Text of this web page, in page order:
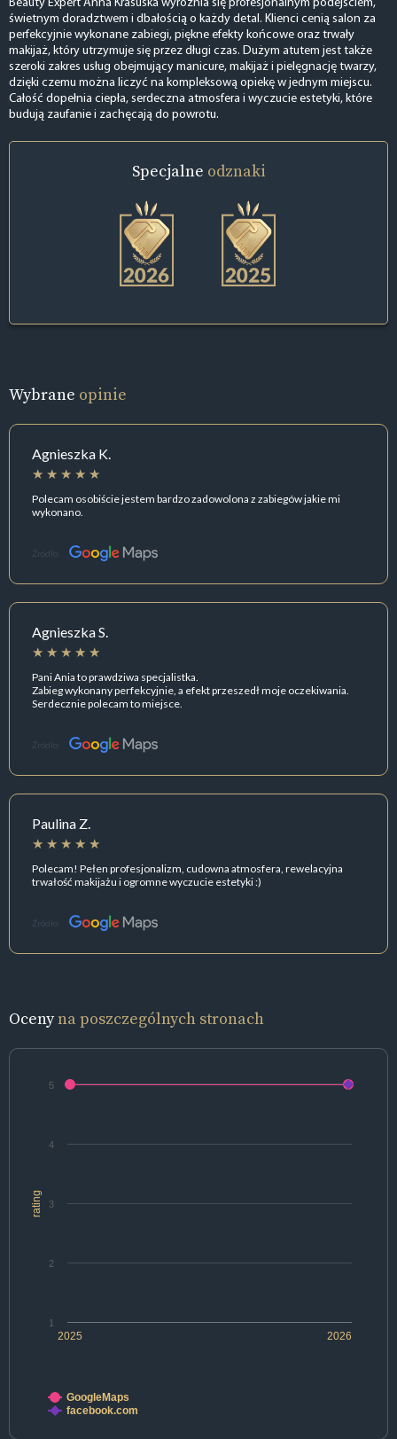
Beauty Expert Anna Krasuska wyróżnia się profesjonalnym podejściem,
świetnym doradztwem i dbałością o każdy detal. Klienci cenią salon za
perfekcyjnie wykonane zabiegi, piękne efekty końcowe oraz trwały
makijaż, który utrzymuje się przez długi czas. Dużym atutem jest także
szeroki zakres usług obejmujący manicure, makijaż i pielęgnację twarzy,
dzięki czemu można liczyć na kompleksową opiekę w jednym miejscu.
Całość dopełnia ciepła, serdeczna atmosfera i wyczucie estetyki, które
budują zaufanie i zachęcają do powrotu.
Specjalne odznaki
Wybrane opinie
Agnieszka K.
Polecam osobiście jestem bardzo zadowolona z zabiegów jakie mi
wykonano.
Źródło:
Agnieszka S.
Pani Ania to prawdziwa specjalistka.
Zabieg wykonany perfekcyjnie, a efekt przeszedł moje oczekiwania.
Serdecznie polecam to miejsce.
Źródło:
Paulina Z.
Polecam! Pełen profesjonalizm, cudowna atmosfera, rewelacyjna
trwałość makijażu i ogromne wyczucie estetyki :)
Źródło:
Ocenyna poszczególnych stronach
rating
2025 2026
1
2
3
4
5
GoogleMaps
facebook.com